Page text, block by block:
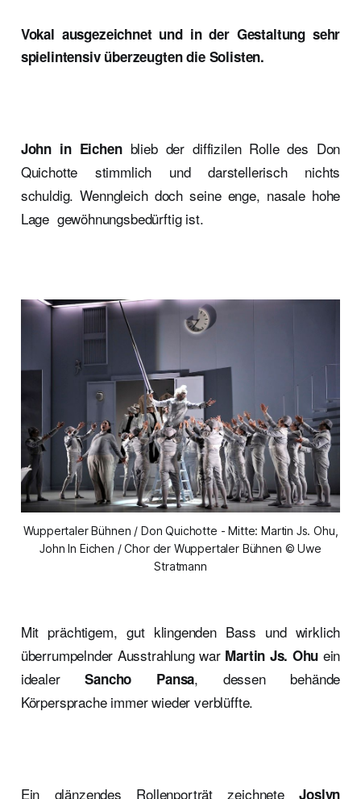
Vokal ausgezeichnet und in der Gestaltung sehr
spielintensiv überzeugten die Solisten.
John in Eichenblieb der diffizilen Rolle des Don
Quichotte stimmlich und darstellerisch nichts
schuldig. Wenngleich doch seine enge, nasale hohe
Lage gewöhnungsbedürftig ist.
Wuppertaler Bühnen / Don Quichotte - Mitte: Martin Js. Ohu,
John In Eichen / Chor der Wuppertaler Bühnen © Uwe
Stratmann
Mit prächtigem, gut klingenden Bass und wirklich
überrumpelnder Ausstrahlung war Martin Js. Ohu ein
idealerSancho Pansa, dessen behände
Körpersprache immer wieder verblüffte.
Ein glänzendes Rollenporträt zeichneteJoslyn